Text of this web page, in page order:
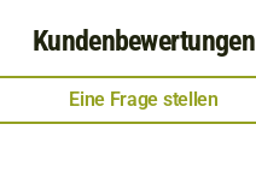
Kundenbewertungen
Eine Frage stellen